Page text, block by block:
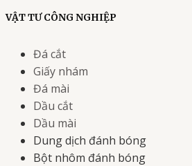
VẬT TƯ CÔNG NGHIỆP
Đá cắt
Giấy nhám
Đá mài
Dầu cắt
Dầu mài
Dung dịch đánh bóng
Bột nhôm đánh bóng